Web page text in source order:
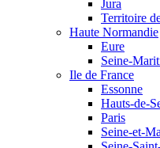
Jura
Territoire
Haute Normandie
Eure
Seine-
Ile de France
Essonne
Hauts-de-
Paris
Seine-et-